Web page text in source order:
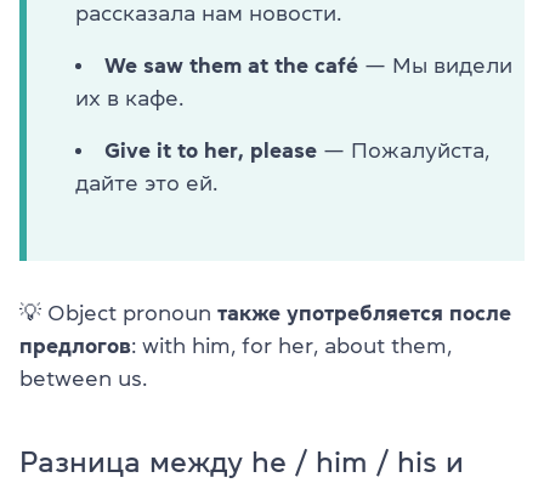
рассказала нам новости.
We saw them at the café — Мы видели
их в кафе.
Give it to her, please — Пожалуйста,
дайте это ей.
💡 Object pronoun также употребляется после
предлогов: with him, for her, about them,
between us.
Разница между he / him / his и